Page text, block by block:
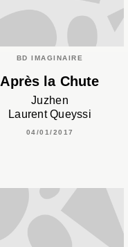
BD IMAGINAIRE
Après la Chute
Juzhen
Laurent Queyssi
04/01/2017